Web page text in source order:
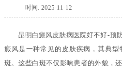
时间: 2025-11-12
昆明白癜风皮肤病医院好不好-预
癜风是一种常见的皮肤疾病，其典型
斑。这些白斑不仅影响患者的外貌，